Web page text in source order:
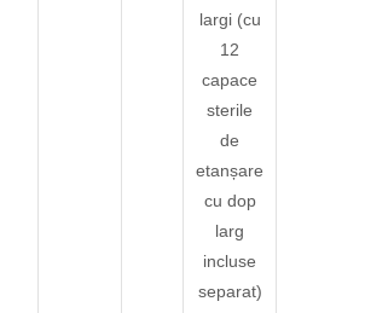
largi (cu
12
capace
sterile
de
etanșare
cu dop
larg
incluse
separat)